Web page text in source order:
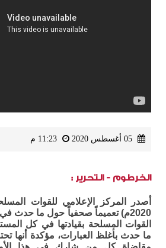
الخرطوم - التحرير :
2020م) تعميماً صحفياً حول ما حدث
القوات المسلحة بقيادتها في كل
ما حدث بأغلظ العبارات، مؤكدة أنها